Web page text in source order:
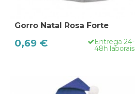
Gorro Natal Rosa Forte
0,69 € Entrega 24-
48h laborais